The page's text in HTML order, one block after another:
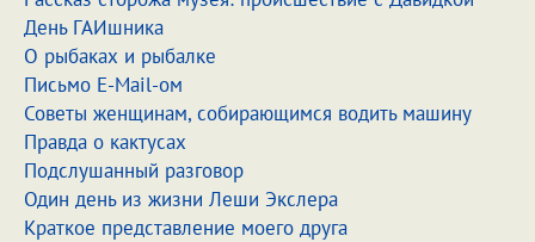
День ГАИшника
О рыбаках и рыбалке
Письмо E-Mail-ом
Советы женщинам, собирающимся водить машину
Правда о кактусах
Подслушанный разговор
Один день из жизни Леши Экслера
Краткое представление моего друга